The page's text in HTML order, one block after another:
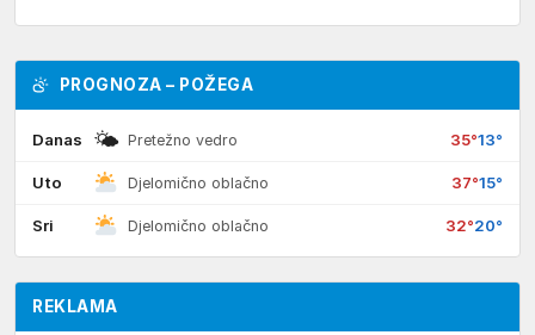
PROGNOZA – POŽEGA
Danas 🌤 Pretežno vedro 35°13°
Uto Djelomično oblačno 37°15°
Sri Djelomično oblačno 32°20°
REKLAMA